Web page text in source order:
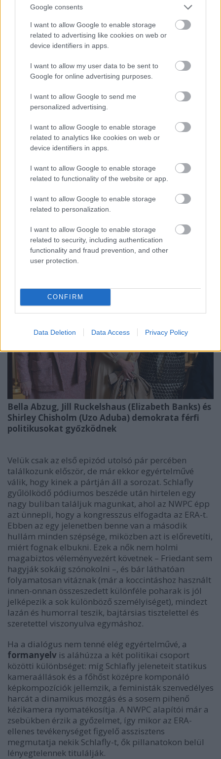
Google consents
I want to allow Google to enable storage
related to advertising like cookies on web or
device identifiers in apps.
I want to allow my user data to be sent to
Google for online advertising purposes.
I want to allow Google to send me
personalized advertising.
I want to allow Google to enable storage
related to analytics like cookies on web or
device identifiers in apps.
I want to allow Google to enable storage
related to functionality of the website or app.
I want to allow Google to enable storage
related to personalization.
I want to allow Google to enable storage
related to security, including authentication
functionality and fraud prevention, and other
user protection.
CONFIRM
Data Deletion Data Access Privacy Policy
A Tracey Ullman által megformált Betty Friedan
A könyv nagyban járult hozzá az egyenlő esélyeket
amit két női érdekvédelmi szervezet megalakulása, a
National Organization for Women
NWPC)
fémjelez. Az alapítók közül Friedanen (
Tracey
Ullman) kívül az újságíróként befutó és a második
hullám arcává váló Gloria Steinem
az első fekete és első női jelöltként elnökségért
induló Shirley Chisholmra (Uzo Aduba
); a Schlafly-
vel többszörösen nyilvános vitába szálló
Feigen-Fasteau-ra (Ari Graynor); az abortuszpárti
republikánus Jill Ruckelshaus Elizabeth Banks
jogászBella Abzugra (Margo Martindale )
koncentrál a sorozat.
Bella Abzug, Jill Ruckelshaus (Elizabeth Banks) és
Shirley Chisholm (Uzo Aduba) demokrata férfi
politikusokat győzködnek
Velük csak az első epizód utolsó pár percében
találkozunk először, de már ekkor egyértelművé
válik, hogy kinek a pártján áll a sorozat. Schlafly
gyűlölködő pódiumos beszéde után hirtelen egy
nagy buliban találjuk magunkat, ahol az NWPC épp
azt ünnepli, hogy a kongresszus elfogadta az ERA-t.
Ebben az egy jelenetben benne van a második
hullám minden szépsége, miközben azt is előrevetíti,
miért fognak elbukni. Ezek a nők nem holmi
magabiztos véleményvezért követnek – Friedant sem
hagyják sokáig szónokolni –, és bár láthatóan
folyamatosan vitáznak (már a koccintáshoz használt
innen-onnan összeszedett különféle poharak is jól
jelképezik a sok különböző személyiséget), mindezt
lazán és humorral teszik, bajtársias tisztelettel és
szeretettel viszonyulva egymáshoz.
Ha a dialógus nem tenné elég egyértelművé, a
formanyelv is aláhúzza a két politikai csoport
közötti különbséget: míg Schlafly jeleneteit statikus
kameraállások és a főhőst középre komponáló
képkompozíciók jellemzik, a feministák szenvedélyes
harcát a dinamikus mozgás és a sosem pihenő
kézikamera nyomatékosítja. A NWPC alapítói már a
zsebükben érzik a győzelmet, így mikor az ERA-
ellenes tevékenységet figyelő asszisztens
megmutatja nekik Schlafly-t, ők pillanatokon belül
lényegtelennek titulálják.